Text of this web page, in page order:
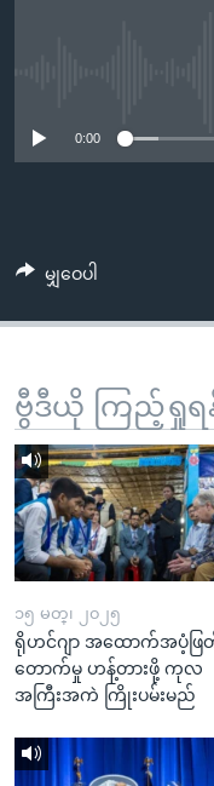
ပင်မ
စာမျက်နှာ
ကျော်
ရန်
ရှာဖွေ
ရန်
နေရာ
သို့
ကျော်
ရန်
ရုပ်ရှင်ထဲက အင်္ဂလိပ်စာ
တီဗွီ
ရေဒီယို/တီဗွီအစီအစဉ်
ဗွီအိုအေ လူမှုကွန်ယက်များ
ဘာသာစကားများ
0:00
မျှဝေပါ
ဗွီဒီယို ကြည့်ရှုရ
၁၅ မတ္၊ ၂၀၂၅
ရိုဟင်ဂျာ အထောက်အပံ့ဖြ
တောက်မှု ဟန့်တားဖို့ ကုလ
အကြီးအကဲ ကြိုးပမ်းမည်